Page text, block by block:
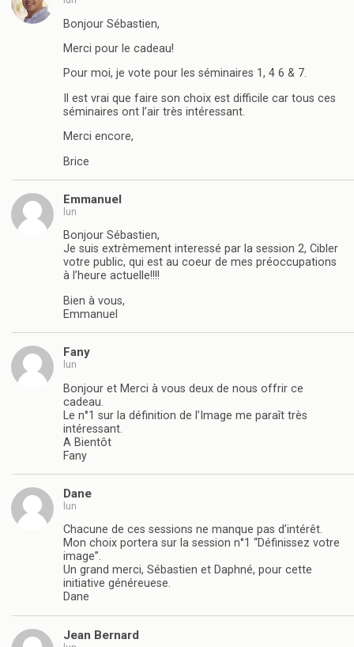
Bonjour Sébastien,
Merci pour le cadeau!
Pour moi, je vote pour les séminaires 1, 4 6 & 7.
Il est vrai que faire son choix est difficile car tous ces
séminaires ont l’air très intéressant.
Merci encore,
Brice
Emmanuel
lun
Bonjour Sébastien,
Je suis extrèmement interessé par la session 2, Cibler
votre public, qui est au coeur de mes préoccupations
à l’heure actuelle!!!!
Bien à vous,
Emmanuel
Fany
lun
Bonjour et Merci à vous deux de nous offrir ce
cadeau.
Le n°1 sur la définition de l’Image me paraît très
intéressant.
A Bientôt
Fany
Dane
lun
Chacune de ces sessions ne manque pas d’intérêt.
Mon choix portera sur la session n°1 “Définissez votre
image”.
Un grand merci, Sébastien et Daphné, pour cette
initiative généreuese.
Dane
Jean Bernard